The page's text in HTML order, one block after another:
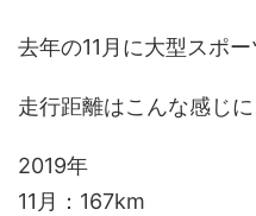
去年の11月に大型スポ
走行距離はこんな感じに
2019年
11月：167km